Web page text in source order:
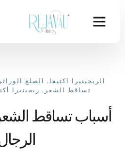
الريجينيرا اكتيفا , الصلع
تساقط الشعر , ريجينيرا
أسباب تساقط